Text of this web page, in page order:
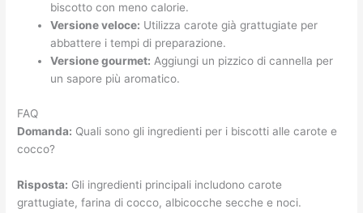
biscotto con meno calorie.
Versione veloce: Utilizza carote già grattugiate per
abbattere i tempi di preparazione.
Versione gourmet: Aggiungi un pizzico di cannella per
un sapore più aromatico.
FAQ
Domanda: Quali sono gli ingredienti per i biscotti alle carote e
cocco?
Risposta: Gli ingredienti principali includono carote
grattugiate, farina di cocco, albicocche secche e noci.